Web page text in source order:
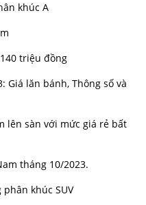
khúc A
triệu đồng
Giá lăn bánh, Thông số và
lên sàn với mức giá rẻ bất
tháng 10/2023.
khúc SUV